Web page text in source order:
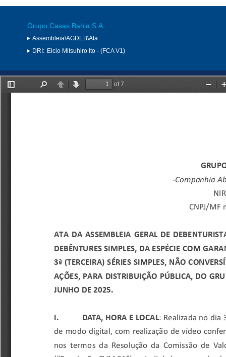
Grupo Casas Bahia S.A.
Assembleia\AGDEB\Ata
DRI: Elcio Mitsuhiro Ito - (FCA V1)